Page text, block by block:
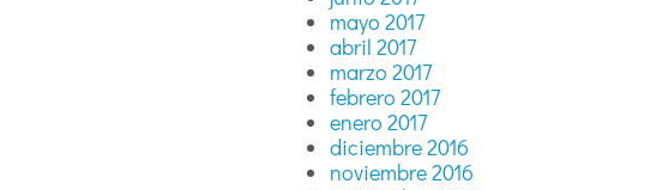
mayo 2017
abril 2017
marzo 2017
febrero 2017
enero 2017
diciembre 2016
noviembre 2016